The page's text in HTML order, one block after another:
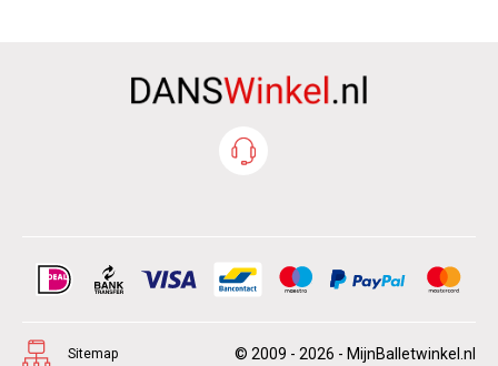
Sitemap © 2009 - 2026 - MijnBalletwinkel.nl